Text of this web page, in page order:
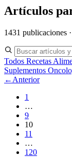
Artículos
1431 publicaciones
Todos Recetas
Suplementos
← Anterior
1
…
9
10
11
…
120